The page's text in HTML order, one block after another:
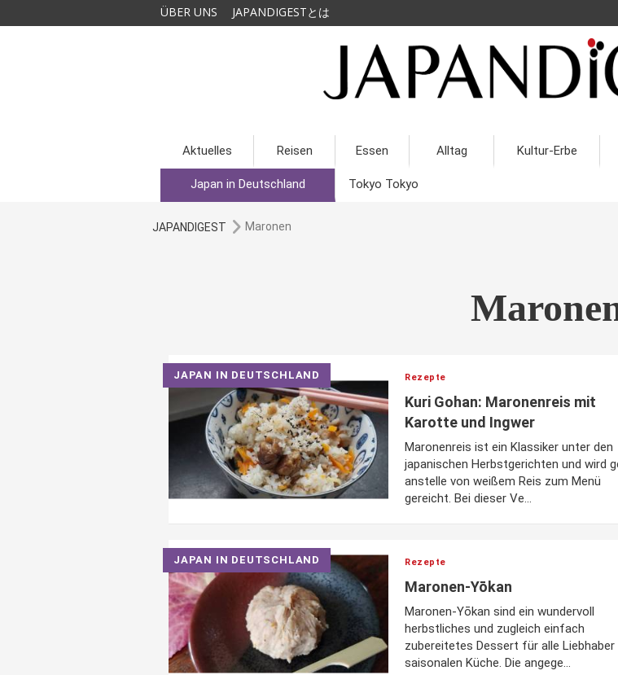
ÜBER UNS JAPANDIGESTとは
Aktuelles Reisen Essen Alltag Kultur-Erbe
Japan in Deutschland Tokyo Tokyo
JAPANDIGEST Maronen
JAPAN IN DEUTSCHLAND Rezepte
Kuri Gohan: Maronenreis mit
Karotte und Ingwer
Maronenreis ist ein Klassiker unter den
japanischen Herbstgerichten und wird
anstelle von weißem Reis zum Menü
gereicht. Bei dieser Ve...
JAPAN IN DEUTSCHLAND Rezepte
Maronen-Yōkan
Maronen-Yōkan sind ein wundervoll
herbstliches und zugleich einfach
zubereitetes Dessert für alle Liebhaber
saisonalen Küche. Die angege...